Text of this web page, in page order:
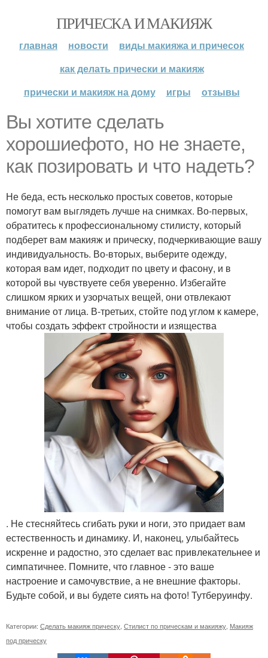
ПРИЧЕСКА И МАКИЯЖ
главная новости
виды макияжа и причесок
как делать прически и макияж
прически и макияж на дому
игры отзывы
Вы хотите сделать
хорошиефото, но не знаете,
как позировать и что надеть?
Не беда, есть несколько простых советов, которые
помогут вам выглядеть лучше на снимках. Во-первых,
обратитесь к профессиональному стилисту, который
подберет вам макияж и прическу, подчеркивающие вашу
индивидуальность. Во-вторых, выберите одежду,
которая вам идет, подходит по цвету и фасону, и в
которой вы чувствуете себя уверенно. Избегайте
слишком ярких и узорчатых вещей, они отвлекают
внимание от лица. В-третьих, стойте под углом к камере,
чтобы создать эффект стройности и изящества
. Не стесняйтесь сгибать руки и ноги, это придает вам
естественность и динамику. И, наконец, улыбайтесь
искренне и радостно, это сделает вас привлекательнее и
симпатичнее. Помните, что главное - это ваше
настроение и самочувствие, а не внешние факторы.
Будьте собой, и вы будете сиять на фото! Тутберуинфу.
Категории: Сделать макияж прическу Стилист по прическам и макияжу Макияж
под прическу